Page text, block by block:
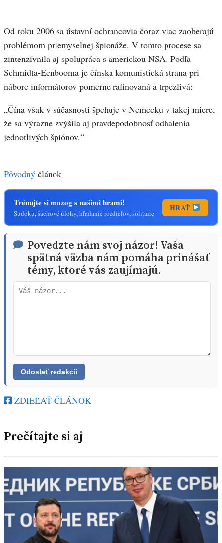
Od roku 2006 sa ústavní ochrancovia čoraz viac zaoberajú
problémom priemyselnej špionáže. V tomto procese sa
zintenzívnila aj spolupráca s americkou NSA. Podľa
Schmidta-Eenbooma je čínska komunistická strana pri
nábore informátorov pomerne rafinovaná a trpezlivá:
„Čína však v súčasnosti špehuje v Nemecku v takej miere,
že sa výrazne zvýšila aj pravdepodobnosť odhalenia
jednotlivých špiónov.“
Pôvodný článok
Trénujte si mozog s našimi hrami!
Sudoku, šachové úlohy, hľadanie rozdielov, solitaire
HRAŤ
Povedzte nám svoj názor! Vaša
spätná väzba nám pomáha prinášať
témy, ktoré vás zaujímajú.
ZDIEĽAŤ ČLÁNOK
Prečítajte si aj